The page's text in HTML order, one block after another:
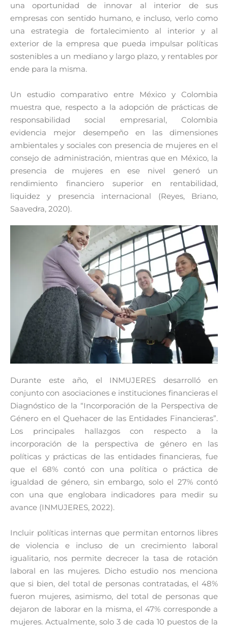
una oportunidad de innovar al interior de sus
empresas con sentido humano, e incluso, verlo como
una estrategia de fortalecimiento al interior y al
exterior de la empresa que pueda impulsar políticas
sostenibles a un mediano y largo plazo, y rentables por
ende para la misma.
Un estudio comparativo entre México y Colombia
muestra que, respecto a la adopción de prácticas de
responsabilidad social empresarial, Colombia
evidencia mejor desempeño en las dimensiones
ambientales y sociales con presencia de mujeres en el
consejo de administración, mientras que en México, la
presencia de mujeres en ese nivel generó un
rendimiento financiero superior en rentabilidad,
liquidez y presencia internacional (Reyes, Briano,
Saavedra, 2020).
Durante este año, el INMUJERES desarrolló en
conjunto con asociaciones e instituciones financieras el
Diagnóstico de la “Incorporación de la Perspectiva de
Género en el Quehacer de las Entidades Financieras”.
Los principales hallazgos con respecto a la
incorporación de la perspectiva de género en las
políticas y prácticas de las entidades financieras, fue
que el 68% contó con una política o práctica de
igualdad de género, sin embargo, solo el 27% contó
con una que englobara indicadores para medir su
avance (INMUJERES, 2022).
Incluir políticas internas que permitan entornos libres
de violencia e incluso de un crecimiento laboral
igualitario, nos permite decrecer la tasa de rotación
laboral en las mujeres. Dicho estudio nos menciona
que si bien, del total de personas contratadas, el 48%
fueron mujeres, asimismo, del total de personas que
dejaron de laborar en la misma, el 47% corresponde a
mujeres. Actualmente, solo 3 de cada 10 puestos de la